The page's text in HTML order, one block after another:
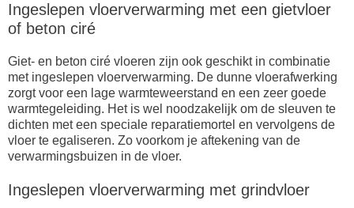
Ingeslepen vloerverwarming met een gietvloer
of beton ciré
Giet- en beton ciré vloeren zijn ook geschikt in combinatie
met ingeslepen vloerverwarming. De dunne vloerafwerking
zorgt voor een lage warmteweerstand en een zeer goede
warmtegeleiding. Het is wel noodzakelijk om de sleuven te
dichten met een speciale reparatiemortel en vervolgens de
vloer te egaliseren. Zo voorkom je aftekening van de
verwarmingsbuizen in de vloer.
Ingeslepen vloerverwarming met grindvloer